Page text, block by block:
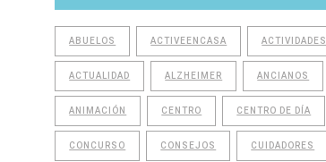
ABUELOS ACTIVEENCASA ACTIVIDADES
ACTUALIDAD ALZHEIMER ANCIANOS
ANIMACIÓN CENTRO CENTRO DE DÍA
CONCURSO CONSEJOS CUIDADORES